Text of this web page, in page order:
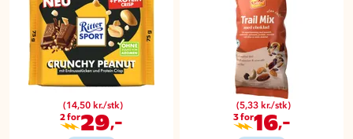
(14,50 kr./stk)
2 for29 ,-
(5,33 kr./stk)
3 for16,-